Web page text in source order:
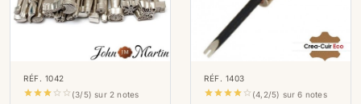
RÉF. 1042
   (3/5) sur 2 notes
RÉF. 1403
  (4,2/5) sur 6 notes